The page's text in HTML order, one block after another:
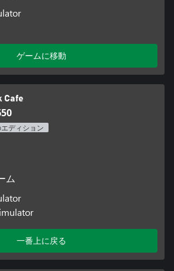
ゲームに移動
Cafe
エディション
ム
一番上に戻る